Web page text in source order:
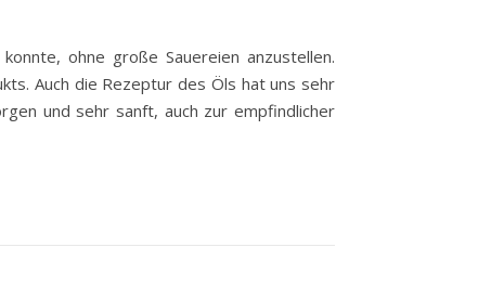
ohne große Sauereien anzustellen.
Auch die Rezeptur des Öls hat uns sehr
und sehr sanft, auch zur empfindlicher